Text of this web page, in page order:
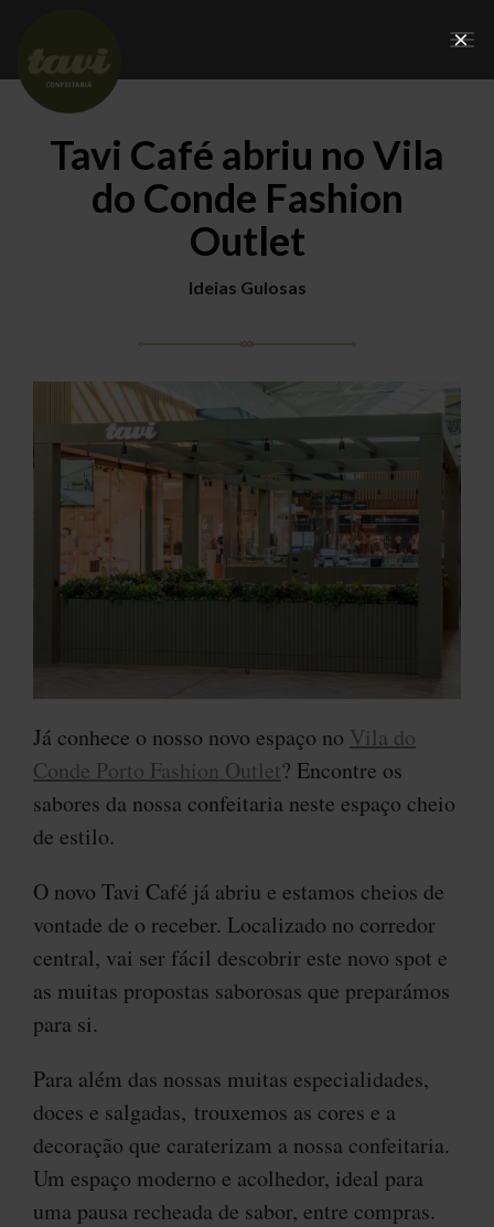
Tavi Café abriu no Vila
do Conde Fashion
Outlet
Ideias Gulosas
Já conhece o nosso novo espaço no Vila do
Conde Porto Fashion Outlet? Encontre os
sabores da nossa confeitaria neste espaço cheio
de estilo.
O novo Tavi Café já abriu e estamos cheios de
vontade de o receber. Localizado no corredor
central, vai ser fácil descobrir este novo spot e
as muitas propostas saborosas que preparámos
para si.
Para além das nossas muitas especialidades,
doces e salgadas, trouxemos as cores e a
decoração que caraterizam a nossa confeitaria.
Um espaço moderno e acolhedor, ideal para
uma pausa recheada de sabor, entre compras.
×